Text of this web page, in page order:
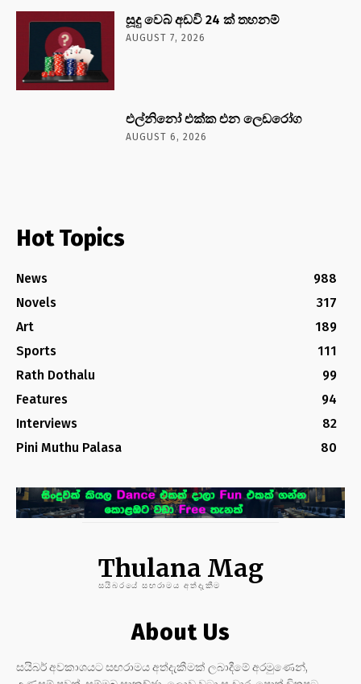
සූදු වෙබ් අඩවි 24 ක් තහනම්
AUGUST 7, 2026
එල්නිනෝ එක්ක එන ලෙඩරෝග
AUGUST 6, 2026
Hot Topics
News
988
Novels
317
Art
189
Sports
111
Rath Dothalu
99
Features
94
Interviews
82
Pini Muthu Palasa
80
Thulana Mag
සයිබරයේ සඟරාමය අත්දැකීම
About Us
සයිබර් අවකාශයට සඟරාමය අත්දැකීමක් ලබාදීමේ අරමුණෙන්,